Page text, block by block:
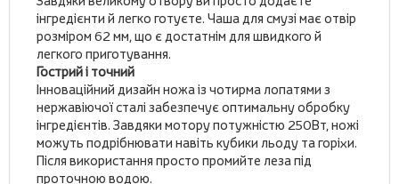
інгредієнти й легко готуєте. Чаша для смузі має отвір
розміром 62 мм, що є достатнім для швидкого й
легкого приготування.
Гострий і точний
Інноваційний дизайн ножа із чотирма лопатями з
нержавіючої сталі забезпечує оптимальну обробку
інгредієнтів. Завдяки мотору потужністю 250Вт, ножі
можуть подрібнювати навіть кубики льоду та горіхи.
Після використання просто промийте леза під
проточною водою.